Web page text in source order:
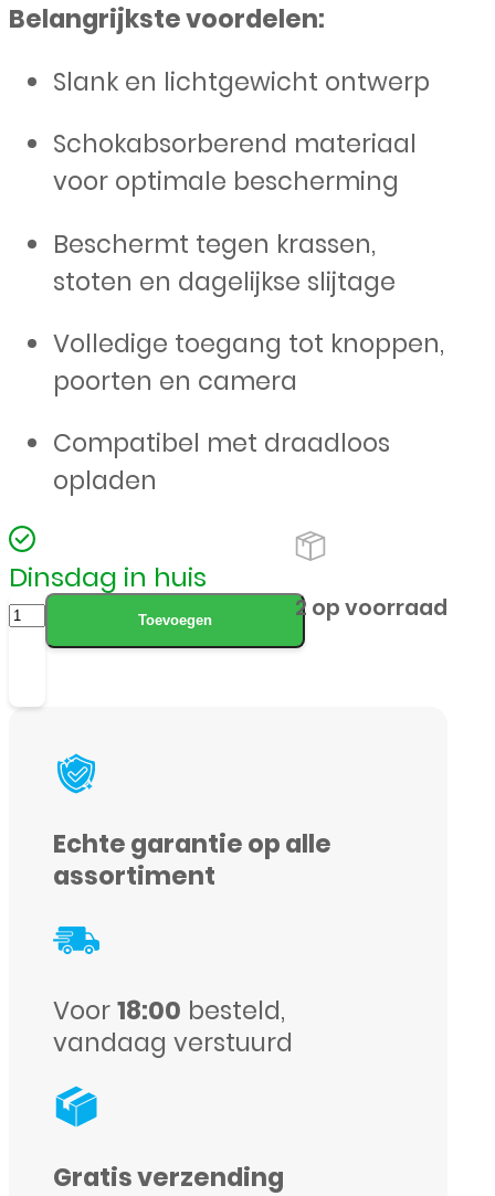
Belangrijkste voordelen:
Slank en lichtgewicht ontwerp
Schokabsorberend materiaal
voor optimale bescherming
Beschermt tegen krassen,
stoten en dagelijkse slijtage
Volledige toegang tot knoppen,
poorten en camera
Compatibel met draadloos
opladen
Dinsdag in huis
LAUT
Huex
Case
iPhone
15/14/13
aantal
Toevoegen 2 op voorraad
Echte garantie op alle
assortiment
Voor18:00 besteld,
vandaag verstuurd
Gratis verzending